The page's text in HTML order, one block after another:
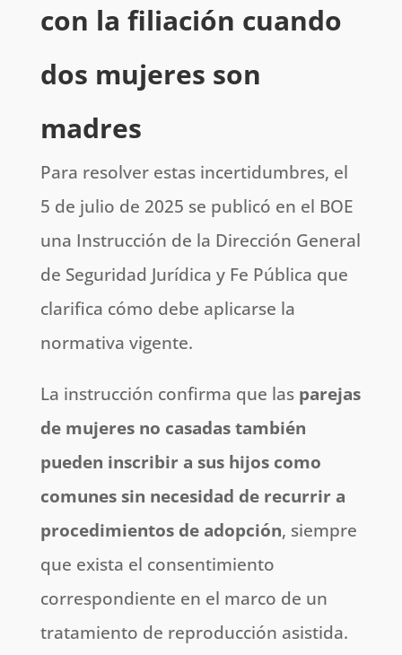
con la filiación cuando
dos mujeres son
madres
Para resolver estas incertidumbres, el
5 de julio de 2025 se publicó en el BOE
una Instrucción de la Dirección General
de Seguridad Jurídica y Fe Pública que
clarifica cómo debe aplicarse la
normativa vigente.
La instrucción confirma que las parejas
de mujeres no casadas también
pueden inscribir a sus hijos como
comunes sin necesidad de recurrir a
procedimientos de adopción, siempre
que exista el consentimiento
correspondiente en el marco de un
tratamiento de reproducción asistida.